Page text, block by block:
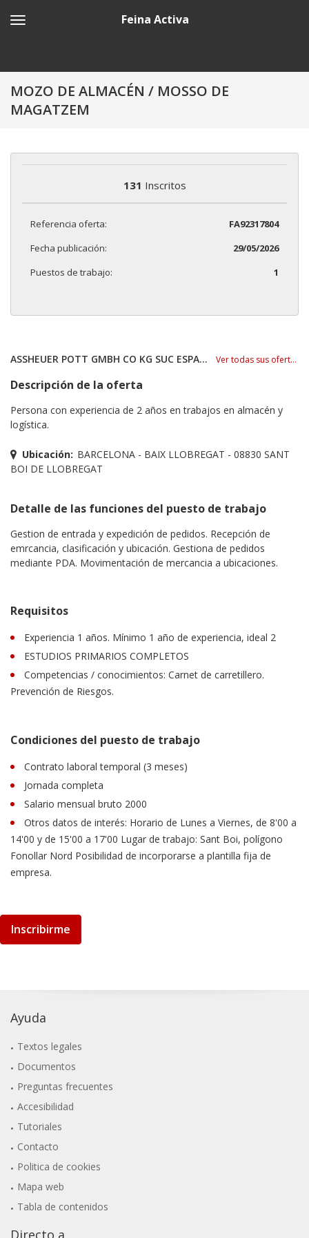
Feina Activa
MOZO DE ALMACÉN / MOSSO DE
MAGATZEM
131 Inscritos
Referencia oferta:
FA92317804
Fecha publicación:
29/05/2026
Puestos de trabajo:
1
ASSHEUER POTT GMBH CO KG SUC ESPAÑA Ver todas sus ofertas
Descripción de la oferta
Persona con experiencia de 2 años en trabajos en almacén y
logística.
Ubicación: BARCELONA - BAIX LLOBREGAT - 08830 SANT
BOI DE LLOBREGAT
Detalle de las funciones del puesto de trabajo
Gestion de entrada y expedición de pedidos. Recepción de
emrcancia, clasificación y ubicación. Gestiona de pedidos
mediante PDA. Movimentación de mercancia a ubicaciones.
Requisitos
Experiencia 1 años. Mínimo 1 año de experiencia, ideal 2
ESTUDIOS PRIMARIOS COMPLETOS
Competencias / conocimientos: Carnet de carretillero.
Prevención de Riesgos.
Condiciones del puesto de trabajo
Contrato laboral temporal (3 meses)
Jornada completa
Salario mensual bruto 2000
Otros datos de interés: Horario de Lunes a Viernes, de 8'00 a
14'00 y de 15'00 a 17'00 Lugar de trabajo: Sant Boi, polígono
Fonollar Nord Posibilidad de incorporarse a plantilla fija de
empresa.
Inscribirme
Ayuda
Textos legales
Documentos
Preguntas frecuentes
Accesibilidad
Tutoriales
Contacto
Politica de cookies
Mapa web
Tabla de contenidos
Directo a